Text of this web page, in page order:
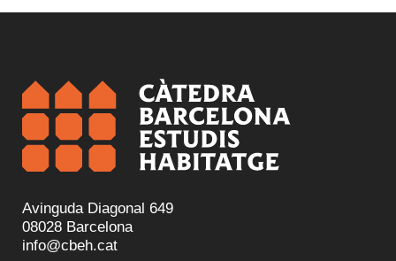
Avinguda Diagonal 649
08028 Barcelona
info@cbeh.cat